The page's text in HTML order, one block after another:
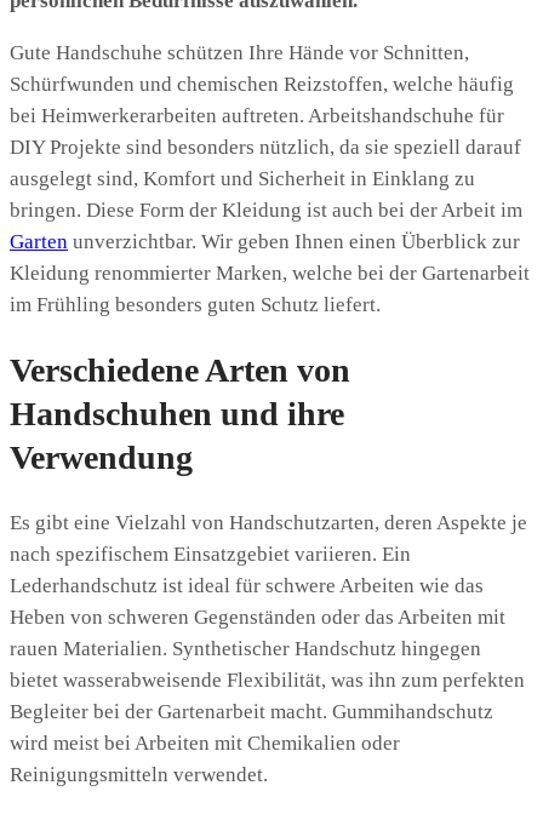
Gute Handschuhe schützen Ihre Hände vor Schnitten,
Schürfwunden und chemischen Reizstoffen, welche häufig
bei Heimwerkerarbeiten auftreten. Arbeitshandschuhe für
DIY Projekte sind besonders nützlich, da sie speziell darauf
ausgelegt sind, Komfort und Sicherheit in Einklang zu
bringen. Diese Form der Kleidung ist auch bei der Arbeit im
Garten unverzichtbar. Wir geben Ihnen einen Überblick zur
Kleidung renommierter Marken, welche bei der Gartenarbeit
im Frühling besonders guten Schutz liefert.
Verschiedene Arten von
Handschuhen und ihre
Verwendung
Es gibt eine Vielzahl von Handschutzarten, deren Aspekte je
nach spezifischem Einsatzgebiet variieren. Ein
Lederhandschutz ist ideal für schwere Arbeiten wie das
Heben von schweren Gegenständen oder das Arbeiten mit
rauen Materialien. Synthetischer Handschutz hingegen
bietet wasserabweisende Flexibilität, was ihn zum perfekten
Begleiter bei der Gartenarbeit macht. Gummihandschutz
wird meist bei Arbeiten mit Chemikalien oder
Reinigungsmitteln verwendet.